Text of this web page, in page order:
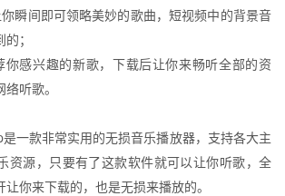
瞬间即可领略美妙的歌曲，短视频中的背景音
；
感兴趣的新歌，下载后让你来畅听全部的资
听歌。
一款非常实用的无损音乐播放器，支持各大主
资源，只要有了这款软件就可以让你听歌，全
你来下载的，也是无损来播放的。